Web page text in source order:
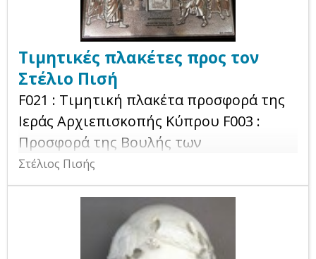
Τιμητικές πλακέτες προς τον
Στέλιο Πισή
F021 : Τιμητική πλακέτα προσφορά της
Ιεράς Αρχιεπισκοπής Κύπρου F003 :
Προσφορά της Βουλής των
Αντιπροσώπων Κύπρου F004 : Τιμητική
προσφορά του Δήμου Λεμεσού F005 :
Βραβείο θέλησης στα πλαίσια της
διοργάνωσης των Βραβείων “Leaders of
the year awards 2004 (Κύπρου) F006 :
Στέλιος Πισής